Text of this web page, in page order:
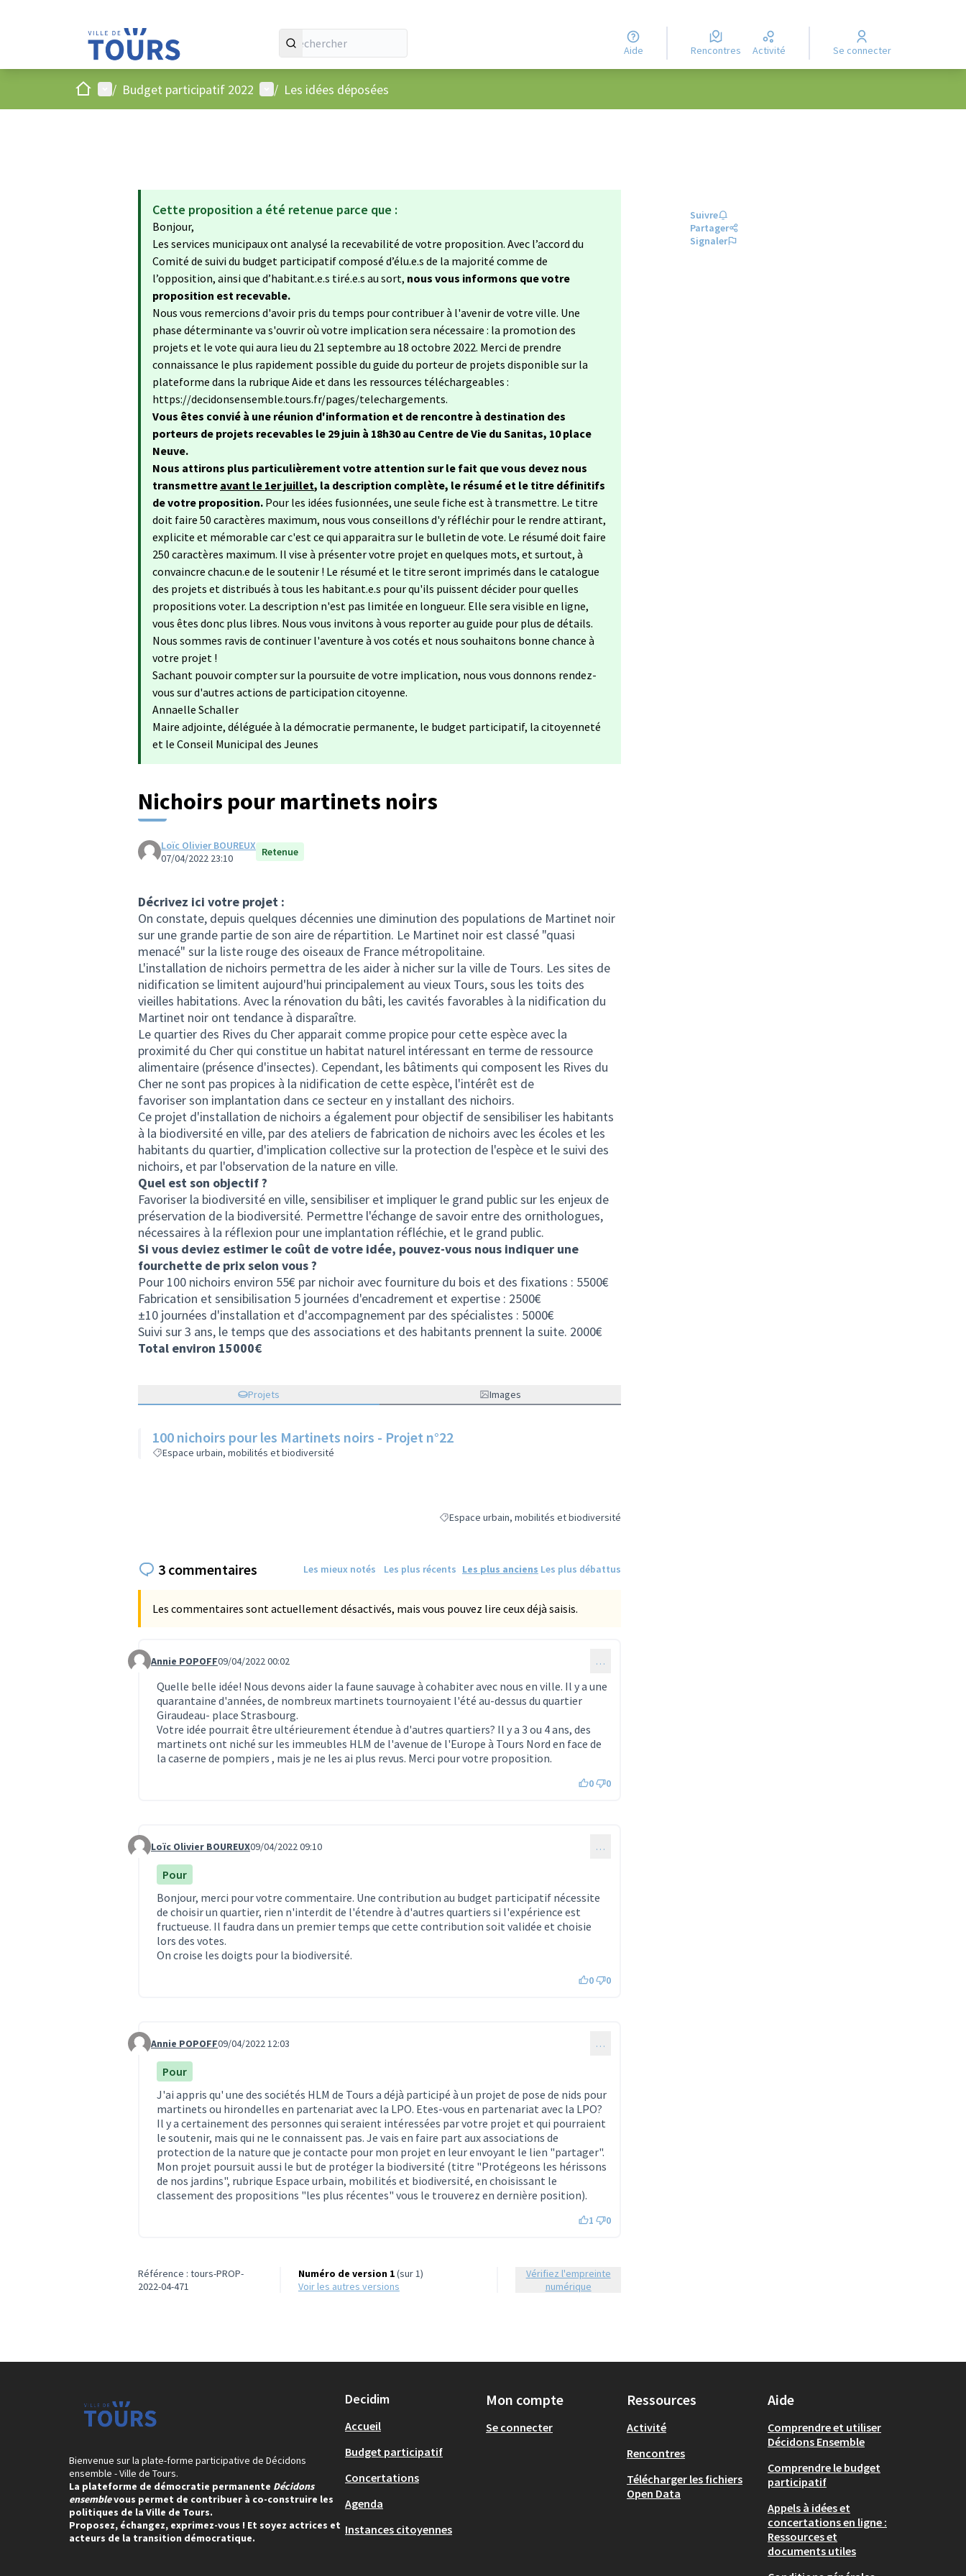
Aide Rencontres Activité Se connecter
AccueilMenu principal
/ Budget participatif 2022 Menu utilisateur
/ Les idées déposées
Cette proposition a été retenue parce que :
Bonjour,
Les services municipaux ont analysé la recevabilité de votre proposition. Avec l’accord du
Comité de suivi du budget participatif composé d’élu.e.s de la majorité comme de
l’opposition, ainsi que d’habitant.e.s tiré.e.s au sort, nous vous informons que votre
proposition est recevable.
Nous vous remercions d'avoir pris du temps pour contribuer à l'avenir de votre ville. Une
phase déterminante va s'ouvrir où votre implication sera nécessaire : la promotion des
projets et le vote qui aura lieu du 21 septembre au 18 octobre 2022. Merci de prendre
connaissance le plus rapidement possible du guide du porteur de projets disponible sur la
plateforme dans la rubrique Aide et dans les ressources téléchargeables :
https://decidonsensemble.tours.fr/pages/telechargements.
Vous êtes convié à une réunion d'information et de rencontre à destination des
porteurs de projets recevables le 29 juin à 18h30 au Centre de Vie du Sanitas, 10 place
Neuve.
Nous attirons plus particulièrement votre attention sur le fait que vous devez nous
transmettre avant le 1er juillet, la description complète, le résumé et le titre définitifs
de votre proposition. Pour les idées fusionnées, une seule fiche est à transmettre. Le titre
doit faire 50 caractères maximum, nous vous conseillons d'y réfléchir pour le rendre attirant,
explicite et mémorable car c'est ce qui apparaitra sur le bulletin de vote. Le résumé doit faire
250 caractères maximum. Il vise à présenter votre projet en quelques mots, et surtout, à
convaincre chacun.e de le soutenir ! Le résumé et le titre seront imprimés dans le catalogue
des projets et distribués à tous les habitant.e.s pour qu'ils puissent décider pour quelles
propositions voter. La description n'est pas limitée en longueur. Elle sera visible en ligne,
vous êtes donc plus libres. Nous vous invitons à vous reporter au guide pour plus de détails.
Nous sommes ravis de continuer l'aventure à vos cotés et nous souhaitons bonne chance à
votre projet !
Sachant pouvoir compter sur la poursuite de votre implication, nous vous donnons rendez-
vous sur d'autres actions de participation citoyenne.
Annaelle Schaller
Maire adjointe, déléguée à la démocratie permanente, le budget participatif, la citoyenneté
et le Conseil Municipal des Jeunes
Nichoirs pour martinets noirs
Loïc Olivier BOUREUX
07/04/2022 23:10
Retenue
Décrivez ici votre projet :
On constate, depuis quelques décennies une diminution des populations de Martinet noir
sur une grande partie de son aire de répartition. Le Martinet noir est classé "quasi
menacé" sur la liste rouge des oiseaux de France métropolitaine.
L'installation de nichoirs permettra de les aider à nicher sur la ville de Tours. Les sites de
nidification se limitent aujourd'hui principalement au vieux Tours, sous les toits des
vieilles habitations. Avec la rénovation du bâti, les cavités favorables à la nidification du
Martinet noir ont tendance à disparaître.
Le quartier des Rives du Cher apparait comme propice pour cette espèce avec la
proximité du Cher qui constitue un habitat naturel intéressant en terme de ressource
alimentaire (présence d'insectes). Cependant, les bâtiments qui composent les Rives du
Cher ne sont pas propices à la nidification de cette espèce, l'intérêt est de
favoriser son implantation dans ce secteur en y installant des nichoirs.
Ce projet d'installation de nichoirs a également pour objectif de sensibiliser les habitants
à la biodiversité en ville, par des ateliers de fabrication de nichoirs avec les écoles et les
habitants du quartier, d'implication collective sur la protection de l'espèce et le suivi des
nichoirs, et par l'observation de la nature en ville.
Quel est son objectif ?
Favoriser la biodiversité en ville, sensibiliser et impliquer le grand public sur les enjeux de
préservation de la biodiversité. Permettre l'échange de savoir entre des ornithologues,
nécessaires à la réflexion pour une implantation réfléchie, et le grand public.
Si vous deviez estimer le coût de votre idée, pouvez-vous nous indiquer une
fourchette de prix selon vous ?
Pour 100 nichoirs environ 55€ par nichoir avec fourniture du bois et des fixations : 5500€
Fabrication et sensibilisation 5 journées d'encadrement et expertise : 2500€
±10 journées d'installation et d'accompagnement par des spécialistes : 5000€
Suivi sur 3 ans, le temps que des associations et des habitants prennent la suite. 2000€
Total environ 15000€
Projets Images
100 nichoirs pour les Martinets noirs - Projet n°22
Espace urbain, mobilités et biodiversité
Filtrer les résultats de la catégorie : Espace urbain, mobilités et biodiversité
Espace urbain, mobilités et biodiversité
Suivre
Partager
Signaler
3 commentaires Les mieux notés Les plus récents Les plus anciens Les plus débattus
Les commentaires sont actuellement désactivés, mais vous pouvez lire ceux déjà saisis.
Commentaire 620
Annie POPOFF09/04/2022 00:02 …
Quelle belle idée! Nous devons aider la faune sauvage à cohabiter avec nous en ville. Il y a une
quarantaine d'années, de nombreux martinets tournoyaient l'été au-dessus du quartier
Giraudeau- place Strasbourg.
Votre idée pourrait être ultérieurement étendue à d'autres quartiers? Il y a 3 ou 4 ans, des
martinets ont niché sur les immeubles HLM de l'avenue de l'Europe à Tours Nord en face de
la caserne de pompiers , mais je ne les ai plus revus. Merci pour votre proposition.
0 0
Commentaire 622
Loïc Olivier BOUREUX09/04/2022 09:10 …
Pour
Bonjour, merci pour votre commentaire. Une contribution au budget participatif nécessite
de choisir un quartier, rien n'interdit de l'étendre à d'autres quartiers si l'expérience est
fructueuse. Il faudra dans un premier temps que cette contribution soit validée et choisie
lors des votes.
On croise les doigts pour la biodiversité.
0 0
Commentaire 624
Annie POPOFF09/04/2022 12:03 …
Pour
J'ai appris qu' une des sociétés HLM de Tours a déjà participé à un projet de pose de nids pour
martinets ou hirondelles en partenariat avec la LPO. Etes-vous en partenariat avec la LPO?
Il y a certainement des personnes qui seraient intéressées par votre projet et qui pourraient
le soutenir, mais qui ne le connaissent pas. Je vais en faire part aux associations de
protection de la nature que je contacte pour mon projet en leur envoyant le lien "partager".
Mon projet poursuit aussi le but de protéger la biodiversité (titre "Protégeons les hérissons
de nos jardins", rubrique Espace urbain, mobilités et biodiversité, en choisissant le
classement des propositions "les plus récentes" vous le trouverez en dernière position).
1 0
Référence : tours-PROP-
2022-04-471
Numéro de version 1(sur 1)
voir les autres versions
Vérifiez l'empreinte
numérique
Bienvenue sur la plate-forme participative de Décidons
ensemble - Ville de Tours.
La plateforme de démocratie permanente Décidons
ensemblevous permet de contribuer à co-construire les
politiques de la Ville de Tours.
Proposez, échangez, exprimez-vous ! Et soyez actrices et
acteurs de la transition démocratique.
Decidim
Accueil
Budget participatif
Concertations
Agenda
Instances citoyennes
Mon compte
Se connecter
Ressources
Activité
Rencontres
Télécharger les fichiers
Open Data
Aide
Comprendre et utiliser
Décidons Ensemble
Comprendre le budget
participatif
Appels à idées et
concertations en ligne :
Ressources et
documents utiles